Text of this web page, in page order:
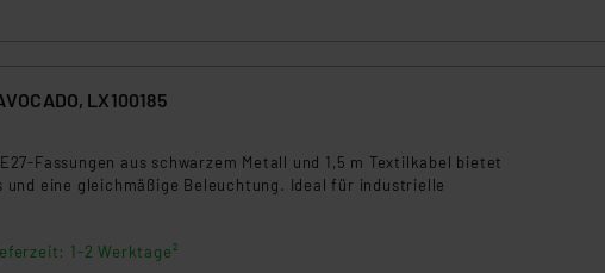
LX100185
Fassungen aus schwarzem Metall und 1,5 m Textilkabel bietet
eine gleichmäßige Beleuchtung. Ideal für industrielle
1-2 Werktage²